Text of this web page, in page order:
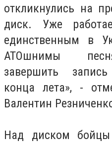
откликнулись на
диск. Уже
единственным в
АТОшнимы
завершить
конца лета», -
Валентин
Над диском